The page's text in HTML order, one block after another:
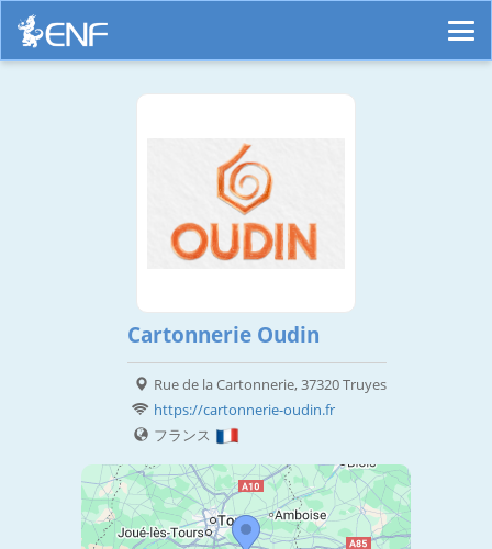
Cartonnerie Oudin
Rue de la Cartonnerie, 37320 Truyes
https://cartonnerie-oudin.fr
フランス